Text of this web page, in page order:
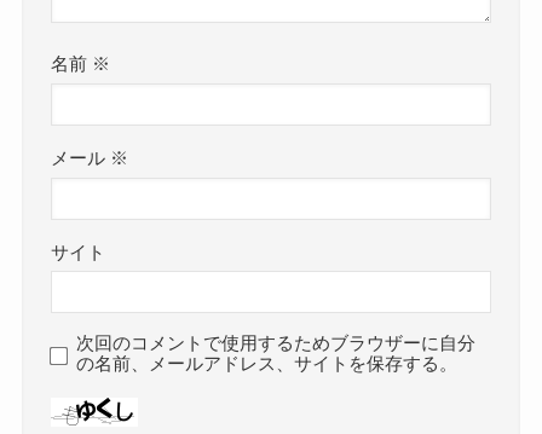
名前 ※
メール ※
サイト
次回のコメントで使用するためブラウザーに自分
の名前、メールアドレス、サイトを保存する。